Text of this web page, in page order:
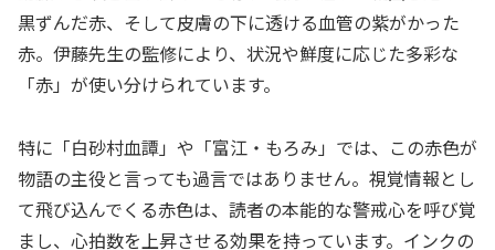
黒ずんだ赤、そして皮膚の下に透ける血管の紫がかった
赤。伊藤先生の監修により、状況や鮮度に応じた多彩な
「赤」が使い分けられています。
特に「白砂村血譚」や「富江・もろみ」では、この赤色が
物語の主役と言っても過言ではありません。視覚情報とし
て飛び込んでくる赤色は、読者の本能的な警戒心を呼び覚
まし、心拍数を上昇させる効果を持っています。インクの